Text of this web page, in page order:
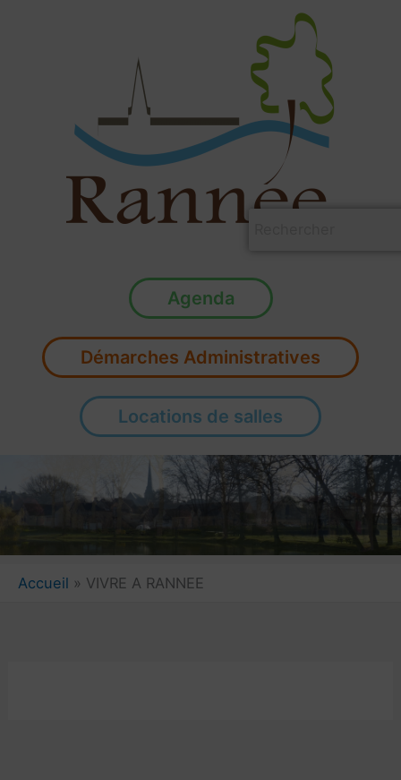
Agenda
Démarches Administratives
Locations de salles
Accueil VIVRE A RANNEE